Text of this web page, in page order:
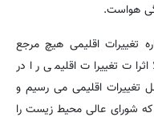
تغییرات اقلیمی هیچ مرجع
اثرات تغییرات اقلیمی را در
اقلیمی می رسیم و
شورای عالی محیط زیست را